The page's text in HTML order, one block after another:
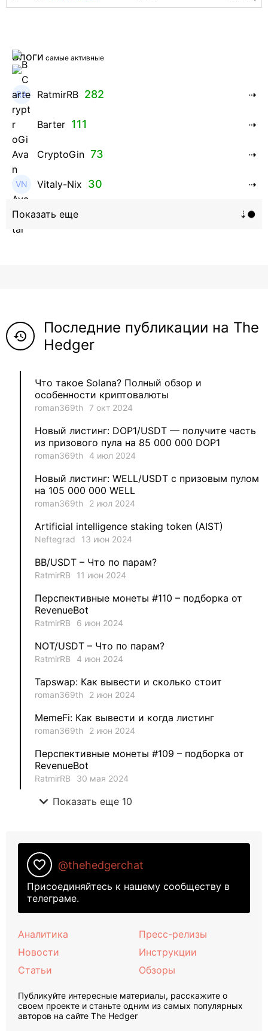
Блоги самые активные
RatmirRB 282
Barter 111
CryptoGin 73
Vitaly-Nix 30
Hanna_Zolo4evskaya
Neftegrad 5
Evgeniy 3
aleksandr-es 2
Jevick 1
MysticalEnergyNFT 1
DecimalChain 1
Ksenia 1
METAMINECRAFT
Kate_AAX 1
history
Последние публикации на The
Hedger
Что такое Solana? Полный обзор и
особенности криптовалюты
roman369th 7 окт 2024
Новый листинг: DOP1/USDT — получите часть
из призового пула на 85 000 000 DOP1
roman369th 4 июл 2024
Новый листинг: WELL/USDT с призовым пулом
на 105 000 000 WELL
roman369th 2 июл 2024
Artificial intelligence staking token (AIST)
Neftegrad 13 июн 2024
BB/USDT – Что по парам?
RatmirRB 11 июн 2024
Перспективные монеты #110 – подборка от
RevenueBot
RatmirRB 6 июн 2024
NOT/USDT – Что по парам?
RatmirRB 4 июн 2024
Tapswap: Как вывести и сколько стоит
roman369th 2 июн 2024
MemeFi: Как вывести и когда листинг
roman369th 2 июн 2024
Перспективные монеты #109 – подборка от
RevenueBot
RatmirRB 30 мая 2024
expand_more Показать еще 10
favorite_border @thehedgerchat
Присоединяйтесь к нашему сообществу в
телеграме.
Аналитика
Новости
Статьи
Пресс-релизы
Инструкции
Обзоры
Публикуйте интересные материалы, расскажите о
своем проекте и станьте одним из самых популярных
авторов на сайте The Hedger